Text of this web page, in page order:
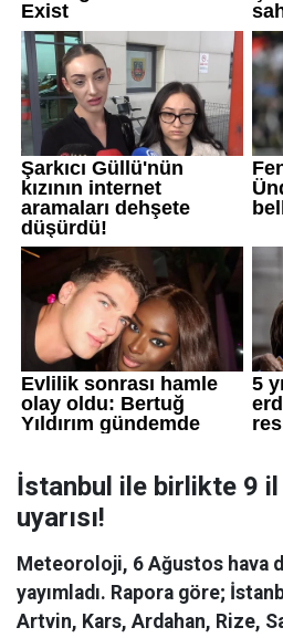
İstanbul ile birlikte 9
uyarısı!
Meteoroloji, 6 Ağustos hava
yayımladı. Rapora göre;
Artvin, Kars, Ardahan, Rize,